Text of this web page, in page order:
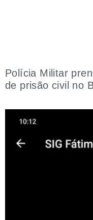
Polícia Militar
de prisão civil no